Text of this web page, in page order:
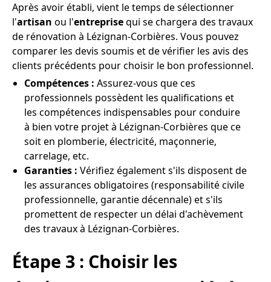
Après avoir établi, vient le temps de sélectionner
l'artisan ou l'entreprisequi se chargera des travaux
de rénovation à Lézignan-Corbières. Vous pouvez
comparer les devis soumis et de vérifier les avis des
clients précédents pour choisir le bon professionnel.
Compétences : Assurez-vous que ces
professionnels possèdent les qualifications et
les compétences indispensables pour conduire
à bien votre projet à Lézignan-Corbières que ce
soit en plomberie, électricité, maçonnerie,
carrelage, etc.
Garanties : Vérifiez également s'ils disposent de
les assurances obligatoires (responsabilité civile
professionnelle, garantie décennale) et s'ils
promettent de respecter un délai d'achèvement
des travaux à Lézignan-Corbières.
Étape 3 : Choisir les